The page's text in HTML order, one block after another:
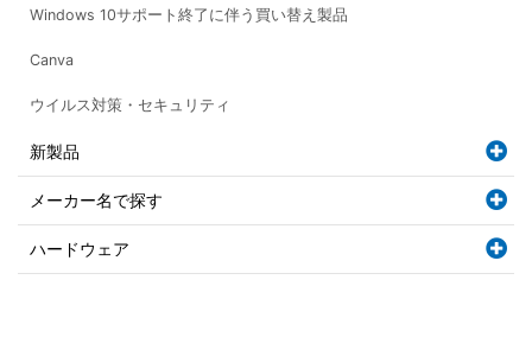
Windows 10サポート終了に伴う買い替え製品
Canva
ウイルス対策・セキュリティ
新製品
メーカー名で探す
ハードウェア